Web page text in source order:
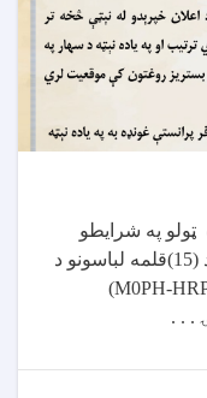
ټولو په شرایطو
برابرو داوطلبانو ته بلنه ورکوي؛ تر څو د (15)قلمه لباسونو د
(M0PH-
. . .